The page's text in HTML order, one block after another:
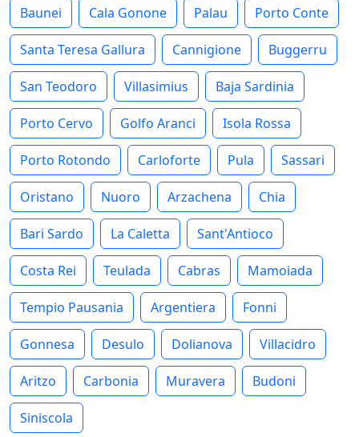
Baunei Cala Gonone Palau Porto Conte
Santa Teresa Gallura Cannigione Buggerru
San Teodoro Villasimius Baja Sardinia
Porto Cervo Golfo Aranci Isola Rossa
Porto Rotondo Carloforte Pula Sassari
Oristano Nuoro Arzachena Chia
Bari Sardo La Caletta Sant'Antioco
Costa Rei Teulada Cabras Mamoiada
Tempio Pausania Argentiera Fonni
Gonnesa Desulo Dolianova Villacidro
Aritzo Carbonia Muravera Budoni
Siniscola